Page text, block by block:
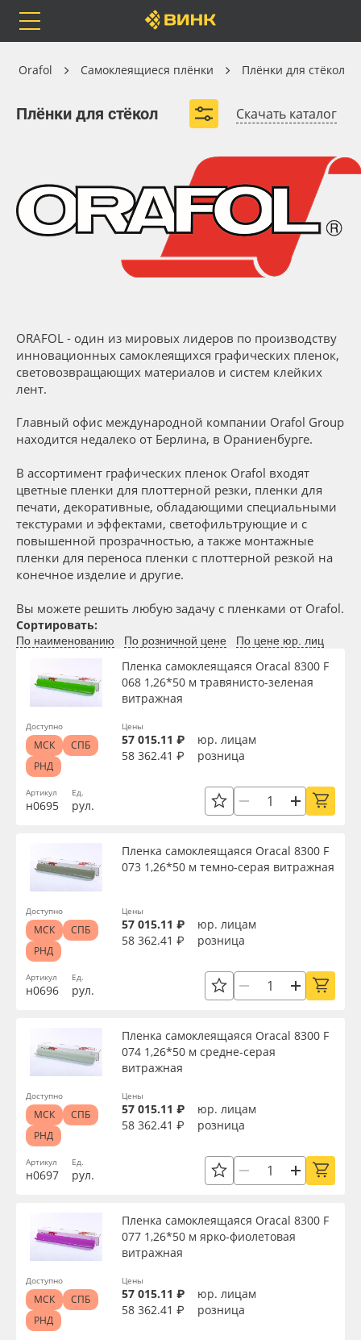
Orafol
Сервис
Контакты
Блог
Поставщикам
Избранное
8 800 550 7888
Москва
Рулонные материалы
Клей, скотчи и крепёж
Сублимация и термотрансфер
Светотехника
Инженерные пластики
Упаковочные материалы
Оборудование и инструмент
Новинки ассортимента
Oracal 641
Orajet 3640
ПЭТ листовой
ПЭТ бэклит
Вспененный ПВХ
Баннер
Заготовки для сувениров
Orafol Самоклеящиеся плёнки Плёнки для стёкол
Плёнки для стёкол Скачать каталог
Самоклеящиеся плёнки
Длина рулона, м
Толщина, мкм
Материал
Цвет
Клей
Цвет клея
Текстура
Срок эксплуатации, лет
Упаковка
Производитель
Торговая марка
Серия
Доступность
Сбросить фильтр
ORAFOL - один из мировых лидеров по производству
инновационных самоклеящихся графических пленок,
световозвращающих материалов и систем клейких
лент.
Главный офис международной компании Orafol Group
находится недалеко от Берлина, в Ораниенбурге.
В ассортимент графических пленок Orafol входят
цветные пленки для плоттерной резки, пленки для
печати, декоративные, обладающими специальными
текстурами и эффектами, светофильтрующие и с
повышенной прозрачностью, а также монтажные
пленки для переноса пленки с плоттерной резкой на
конечное изделие и другие.
Вы можете решить любую задачу с пленками от Orafol.
Сортировать:
По наименованию По розничной цене По цене юр. лиц
Артикул
н0695
Пленка самоклеящаяся Oracal 8300 F
068 1,26*50 м травянисто-зеленая
витражная
Ед.
рул.
Цены
57 015.11 ₽
юр. лицам
58 362.41 ₽
розница
Доступно
МСК
СПБ
РНД
Артикул
н0696
Пленка самоклеящаяся Oracal 8300 F
073 1,26*50 м темно-серая витражная
Ед.
рул.
Цены
57 015.11 ₽
юр. лицам
58 362.41 ₽
розница
Доступно
МСК
СПБ
РНД
Артикул
н0697
Пленка самоклеящаяся Oracal 8300 F
074 1,26*50 м средне-серая
витражная
Ед.
рул.
Цены
57 015.11 ₽
юр. лицам
58 362.41 ₽
розница
Доступно
МСК
СПБ
РНД
Пленка самоклеящаяся Oracal 8300 F
077 1,26*50 м ярко-фиолетовая
витражная
Цены
57 015.11 ₽
юр. лицам
58 362.41 ₽
розница
Доступно
МСК
СПБ
РНД